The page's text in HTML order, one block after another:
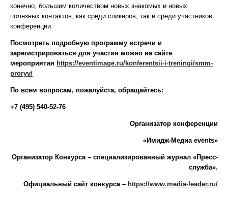
конечно, большим количеством новых знакомых и новых
полезных контактов, как среди спикеров, так и среди участников
конференции.
Посмотреть подробную программу встречи и
зарегистрироваться для участия можно на сайте
мероприятия https://eventimage.ru/konferentsii-i-treningi/smm-
proryv/
По всем вопросам, пожалуйста, обращайтесь:
+7 (495) 540-52-76
Организатор конференции
«Имидж-Медиа events»
Организатор Конкурса – специализированный журнал «Пресс-
служба».
Официальный сайт конкурса – https://www.media-leader.ru/